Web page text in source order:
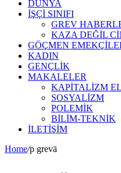
DÜNYA
İŞÇİ SINIFI
GREV
KAZA DEĞİL
GÖÇMEN
KADIN
GENÇLİK
MAKALELER
KAPİTALİZM
SOSYALİZM
POLEMİK
BİLİM-TEKNİK
ILETIŞIM
Home/p grevä